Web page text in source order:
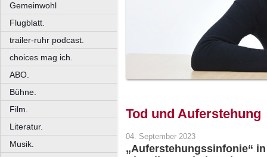
Gemeinwohl
Flugblatt.
trailer-ruhr podcast.
choices mag ich.
ABO.
Bühne.
Film.
Literatur.
Musik.
Tod und Auferstehung
04. September 2023
„Auferstehungssinfonie“